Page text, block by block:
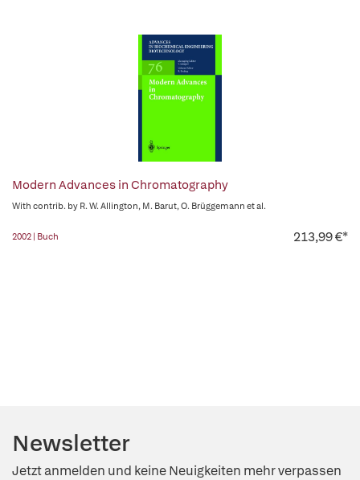
Modern Advances in Chromatography
With contrib. by R. W. Allington, M. Barut, O. Brüggemann et al.
2002 | Buch 213,99 €*
Newsletter
Jetzt anmelden und keine Neuigkeiten mehr verpassen